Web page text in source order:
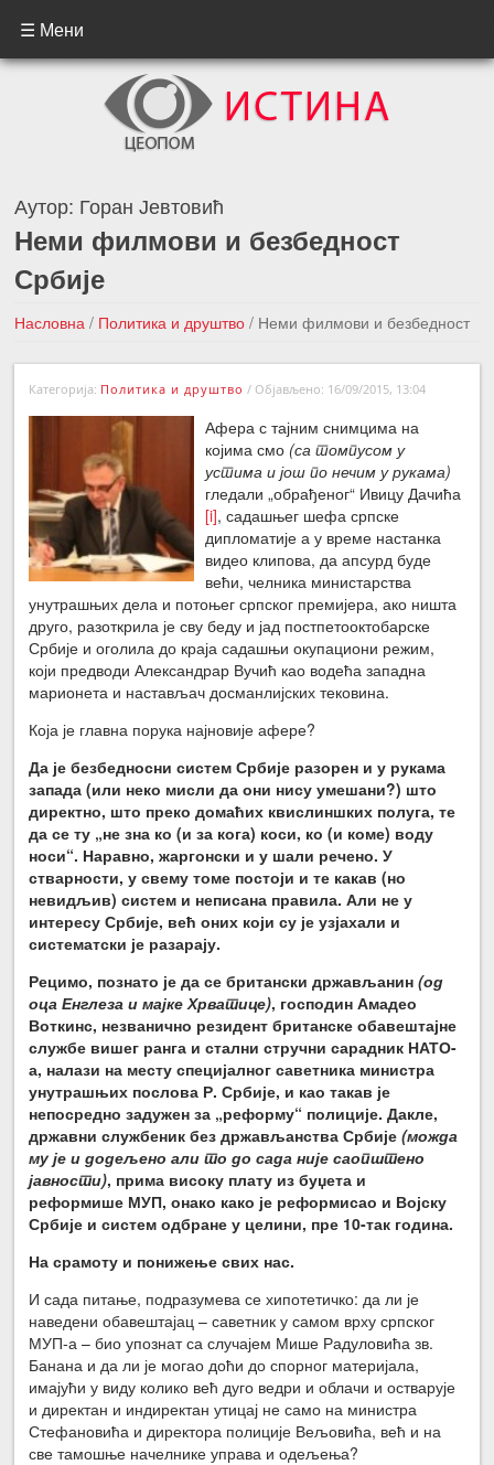
☰ Мени
Аутор: Горан Јевтовић
Неми филмови и безбедност
Србије
Насловна / Политика и друштво / Неми филмови и безбедност
Србије
←Претходна вест
Следећа вест →
Категорија: Политика и друштво / Објављено: 16/09/2015, 13:04
Афера с тајним снимцима на
којима смо (са томпусом у
устима и још по нечим у рукама)
гледали „обрађеног“ Ивицу Дачића
[i], садашњег шефа српске
дипломатије а у време настанка
видео клипова, да апсурд буде
већи, челника министарства
унутрашњих дела и потоњег српског премијера, ако ништа
друго, разоткрила је сву беду и јад постпетооктобарске
Србије и оголила до краја садашњи окупациони режим,
који предводи Александрар Вучић као водећа западна
марионета и настављач досманлијских тековина.
Која је главна порука најновије афере?
Да је безбедносни систем Србије разорен и у рукама
запада (или неко мисли да они нису умешани?) што
директно, што преко домаћих квислиншких полуга, те
да се ту „не зна ко (и за кога) коси, ко (и коме) воду
носи“. Наравно, жаргонски и у шали речено. У
стварности, у свему томе постоји и те какав (но
невидљив) систем и неписана правила. Али не у
интересу Србије, већ оних који су је узјахали и
систематски је разарају.
Рецимо, познато је да се британски држављанин(од
оца Енглеза и мајке Хрватице), господин Амадео
Воткинс, незванично резидент британске обавештајне
службе вишег ранга и стални стручни сарадник НАТО-
а, налази на месту специјалног саветника министра
унутрашњих послова Р. Србије, и као такав је
непосредно задужен за „реформу“ полиције. Дакле,
државни службеник без држављанства Србије(можда
му је и додељено али то до сада није саопштено
јавности), прима високу плату из буџета и
реформише МУП, онако како је реформисао и Војску
Србије и систем одбране у целини, пре 10-так година.
На срамоту и понижење свих нас.
И сада питање, подразумева се хипотетичко: да ли је
наведени обавештајац – саветник у самом врху српског
МУП-а – био упознат са случајем Мише Радуловића зв.
Банана и да ли је могао доћи до спорног материјала,
имајући у виду колико већ дуго ведри и облачи и остварује
и директан и индиректан утицај не само на министра
Стефановића и директора полиције Вељовића, већ и на
све тамошње начелнике управа и одељења?